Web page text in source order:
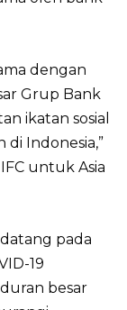
dengan
Grup Bank
ikatan sosial
Indonesia,”
untuk Asia
pada
19
besar